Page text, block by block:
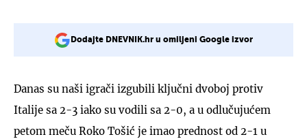
Dodajte DNEVNIK.hr u omiljeni Google izvor
Danas su naši igrači izgubili ključni dvoboj protiv
Italije sa 2-3 iako su vodili sa 2-0, a u odlučujućem
petom meču Roko Tošić je imao prednost od 2-1 u